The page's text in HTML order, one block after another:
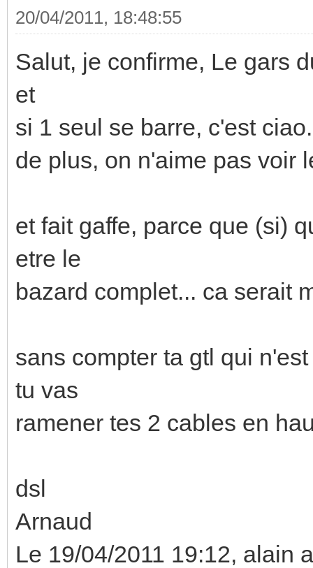
20/04/2011, 18:48:55
Salut, je confirme, Le gars
et
si 1 seul se barre, c'est ciao.
de plus, on n'aime pas voir
et fait gaffe, parce que (si)
etre le
bazard complet... ca serait
sans compter ta gtl qui
tu vas
ramener tes 2 cables en
dsl
Arnaud
Le 19/04/2011 19:12, alain